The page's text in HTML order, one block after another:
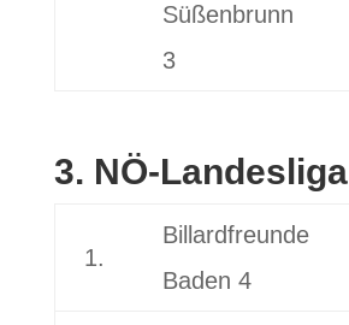
Süßenbrunn
3
3. NÖ-Landesliga
1.
Billardfreunde
Baden 4